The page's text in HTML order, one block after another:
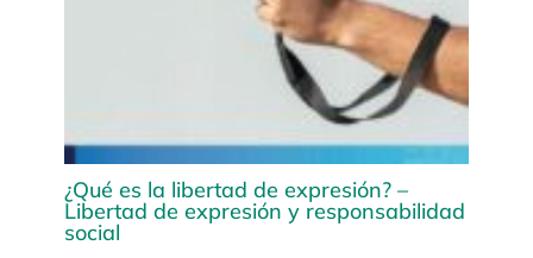
¿Qué es la libertad de expresión? –
Libertad de expresión y responsabilidad
social